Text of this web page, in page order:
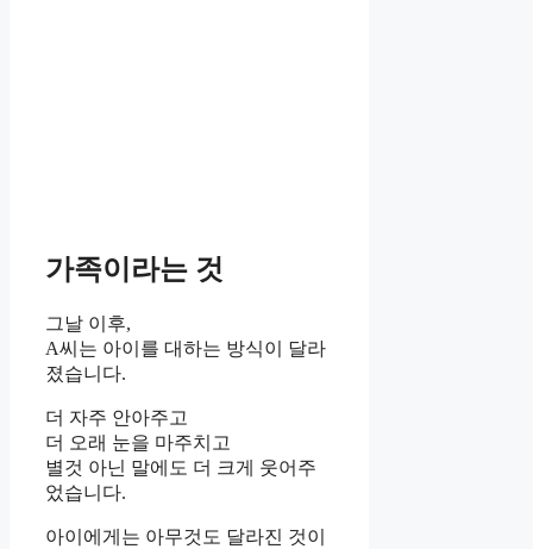
가족이라는 것
그날 이후,
A씨는 아이를 대하는 방식이 달라
졌습니다.
더 자주 안아주고
더 오래 눈을 마주치고
별것 아닌 말에도 더 크게 웃어주
었습니다.
아이에게는 아무것도 달라진 것이